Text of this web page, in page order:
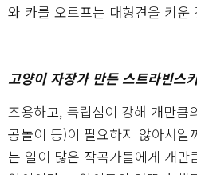
와 카를 오르프는 대형견을 키운
고양이 자장가 만든 스트라빈스
조용하고, 독립심이 강해 개만큼
공놀이 등)이 필요하지 않아서일
는 일이 많은 작곡가들에게 개만